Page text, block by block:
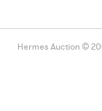
Hermes Auction ©